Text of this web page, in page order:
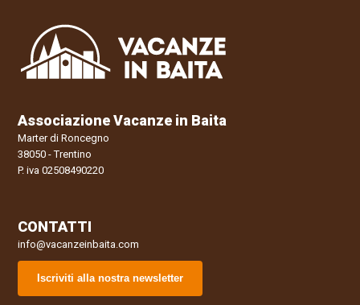
Associazione Vacanze in Baita
Marter di Roncegno
38050 - Trentino
P. iva 02508490220
CONTATTI
info@vacanzeinbaita.com
Iscriviti alla nostra newsletter